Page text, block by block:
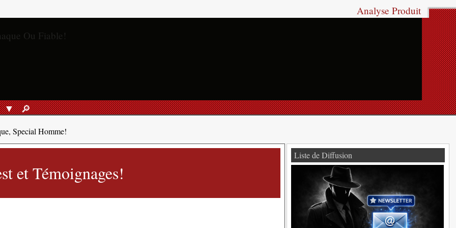
Analyse Produit
RECHERCHER
🔎︎
Special Homme!
et Témoignages!
Liste de Diffusion